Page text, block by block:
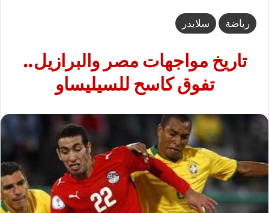
رياضة سلايدر
تاريخ مواجهات مصر والبرازيل..
تفوق كاسح للسيليساو